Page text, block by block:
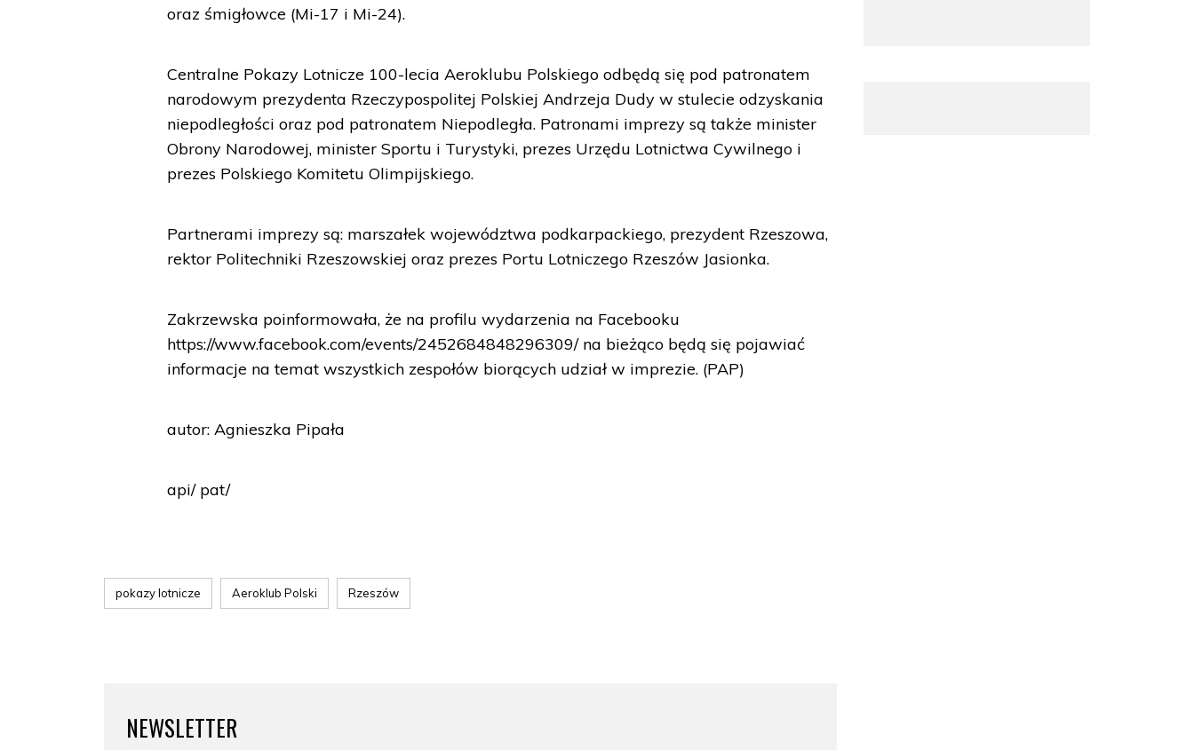
oraz śmigłowce (Mi-17 i Mi-24).
Centralne Pokazy Lotnicze 100-lecia Aeroklubu Polskiego odbędą się pod patronatem
narodowym prezydenta Rzeczypospolitej Polskiej Andrzeja Dudy w stulecie odzyskania
niepodległości oraz pod patronatem Niepodległa. Patronami imprezy są także minister
Obrony Narodowej, minister Sportu i Turystyki, prezes Urzędu Lotnictwa Cywilnego i
prezes Polskiego Komitetu Olimpijskiego.
Partnerami imprezy są: marszałek województwa podkarpackiego, prezydent Rzeszowa,
rektor Politechniki Rzeszowskiej oraz prezes Portu Lotniczego Rzeszów Jasionka.
Zakrzewska poinformowała, że na profilu wydarzenia na Facebooku
https://www.facebook.com/events/2452684848296309/ na bieżąco będą się pojawiać
informacje na temat wszystkich zespołów biorących udział w imprezie. (PAP)
autor: Agnieszka Pipała
api/ pat/
pokazy lotnicze Aeroklub Polski Rzeszów
NEWSLETTER